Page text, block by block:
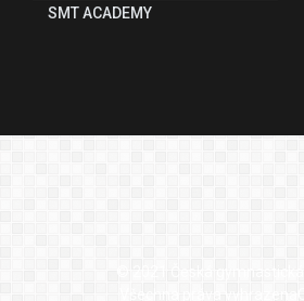
SMT ACADEMY